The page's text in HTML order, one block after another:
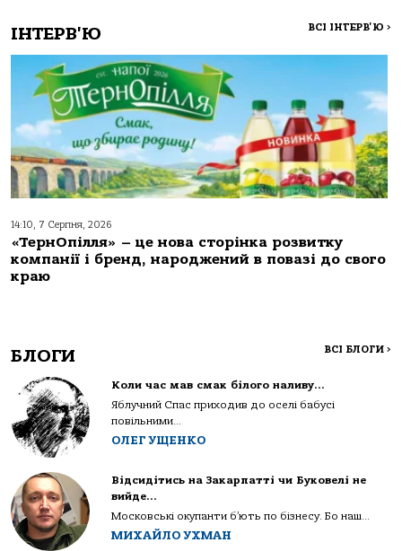
ІНТЕРВ'Ю ВСІ ІНТЕРВ'Ю >
14:10, 7 Серпня, 2026
«ТернОпілля» – це нова сторінка розвитку
компанії і бренд, народжений в повазі до свого
краю
БЛОГИ ВСІ БЛОГИ >
Коли час мав смак білого наливу…
Яблучний Спас приходив до оселі бабусі
повільними...
ОЛЕГ УЩЕНКО
Відсидітись на Закарпатті чи Буковелі не
вийде…
Московські окупанти б’ють по бізнесу. Бо наш...
МИХАЙЛО УХМАН